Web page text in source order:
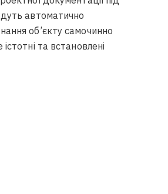
автоматично
об’єкту самочинно
та встановлені